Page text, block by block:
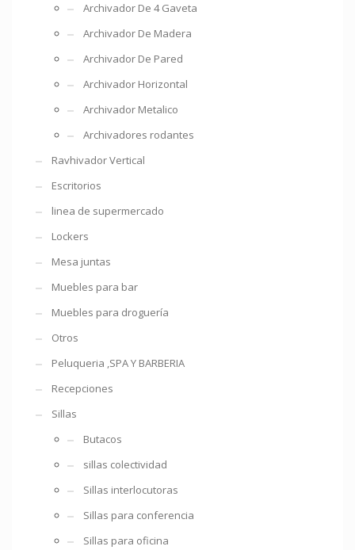
Archivador De 4 Gaveta
Archivador De Madera
Archivador De Pared
Archivador Horizontal
Archivador Metalico
Archivadores rodantes
Ravhivador Vertical
Escritorios
linea de supermercado
Lockers
Mesa juntas
Muebles para bar
Muebles para droguería
Otros
Peluqueria ,SPA Y BARBERIA
Recepciones
Sillas
Butacos
sillas colectividad
Sillas interlocutoras
Sillas para conferencia
Sillas para oficina